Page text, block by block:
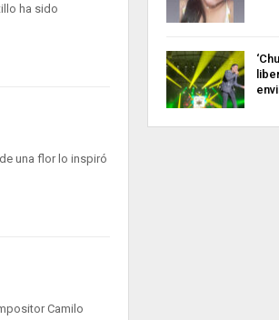
ha sido
una flor lo inspiró
Camilo